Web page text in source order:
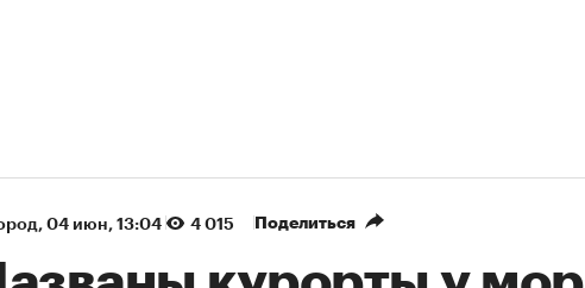
⁠, 04 июн, 13:04 4 015 Поделиться